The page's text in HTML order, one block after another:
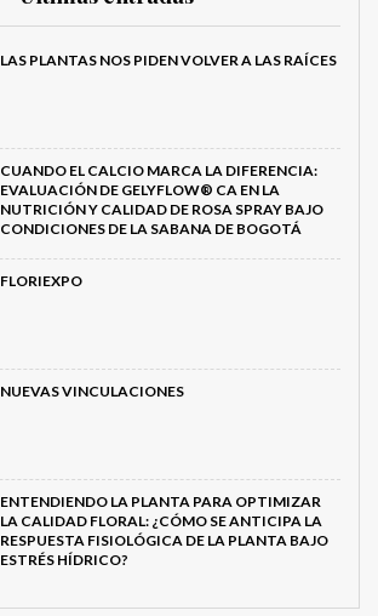
LAS PLANTAS NOS PIDEN VOLVER A LAS RAÍCES
CUANDO EL CALCIO MARCA LA DIFERENCIA:
EVALUACIÓN DE GELYFLOW® CA EN LA
NUTRICIÓN Y CALIDAD DE ROSA SPRAY BAJO
CONDICIONES DE LA SABANA DE BOGOTÁ
FLORIEXPO
NUEVAS VINCULACIONES
ENTENDIENDO LA PLANTA PARA OPTIMIZAR
LA CALIDAD FLORAL: ¿CÓMO SE ANTICIPA LA
RESPUESTA FISIOLÓGICA DE LA PLANTA BAJO
ESTRÉS HÍDRICO?